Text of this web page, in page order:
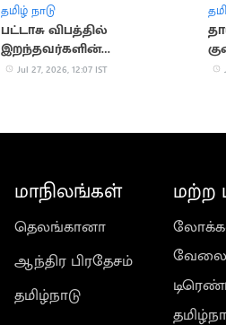
தமிழ் நாடு
பட்டாசு விபத்தில்
இறந்தவர்களின்
குடும்பங்களுக்கு ரூ.4 லட்சம்..
Jul 27, 2026, 12:07 IST
மாநிலங்கள்
தெலங்கானா
ஆந்திர பிரதேசம்
தமிழ்நாடு
மற்ற
வேலை